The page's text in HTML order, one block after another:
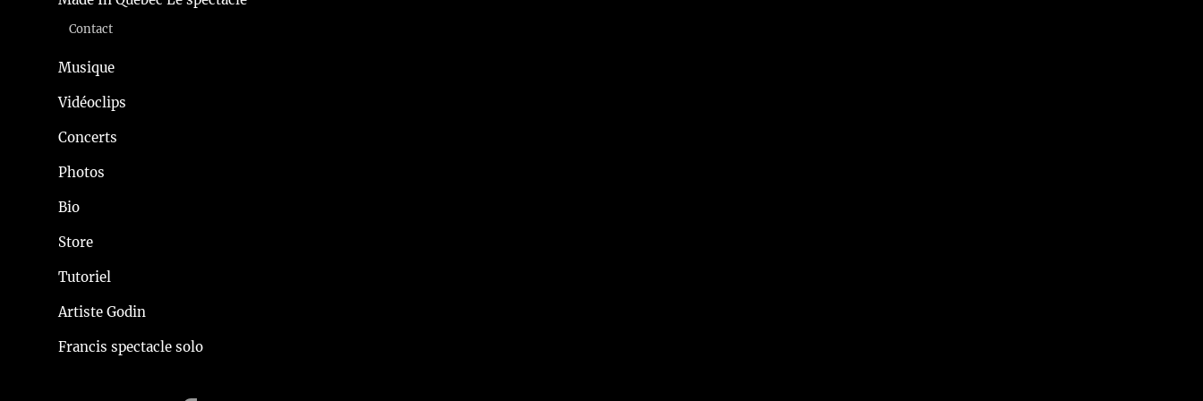
Contact
Musique
Vidéoclips
Concerts
Photos
Bio
Store
Tutoriel
Artiste Godin
Francis spectacle solo